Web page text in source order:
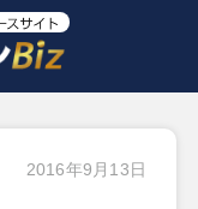
2016年9月13日